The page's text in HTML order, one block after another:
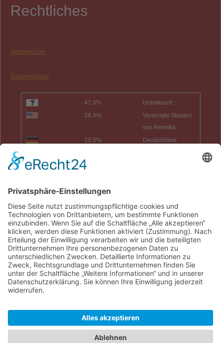
Rechtliches
Impressum
Datenschutz
47,0%
Unbekannt
28,4%
Vereinigte Staaten
von Amerika
20,5%
Deutschland
Heute:
2
Gestern:
9
Diese Woche:
Letzte Woche:
37
Dieser Monat:
36
Letzter Monat:
166
Letztes Jahr:
2.882
Total:
21.941